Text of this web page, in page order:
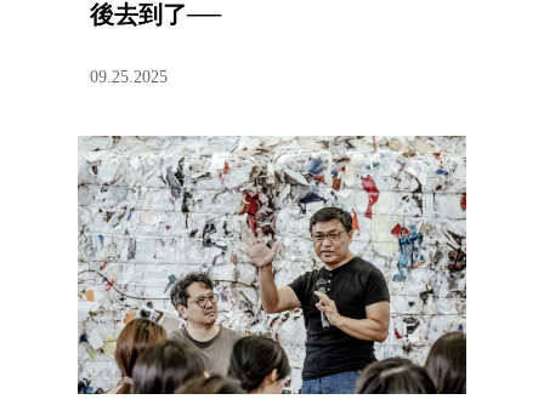
後去到了──
09.25.2025